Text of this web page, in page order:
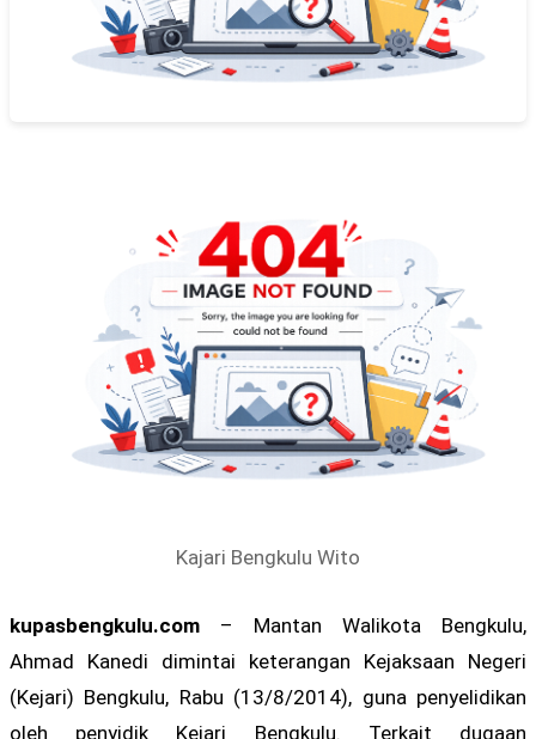
Kajari Bengkulu Wito
kupasbengkulu.com – Mantan Walikota Bengkulu,
Ahmad Kanedi dimintai keterangan Kejaksaan Negeri
(Kejari) Bengkulu, Rabu (13/8/2014), guna penyelidikan
oleh penyidik Kejari Bengkulu. Terkait dugaan